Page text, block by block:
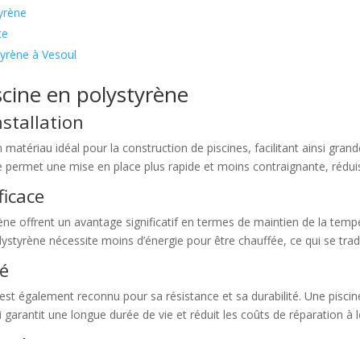
à Vesoul
en polystyrène
idéal pour la construction de piscines, facilitant ainsi
une mise en place plus rapide et moins contraignante,
offrent un avantage significatif en termes de maintien de la
nécessite moins d’énergie pour être chauffée, ce qui se
également reconnu pour sa résistance et sa durabilité. Une
une longue durée de vie et réduit les coûts de réparation à